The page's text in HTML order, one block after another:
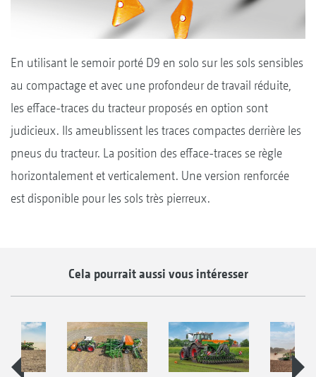
En utilisant le semoir porté D9 en solo sur les sols sensibles
au compactage et avec une profondeur de travail réduite,
les efface-traces du tracteur proposés en option sont
judicieux. Ils ameublissent les traces compactes derrière les
pneus du tracteur. La position des efface-traces se règle
horizontalement et verticalement. Une version renforcée
est disponible pour les sols très pierreux.
Cela pourrait aussi vous intéresser